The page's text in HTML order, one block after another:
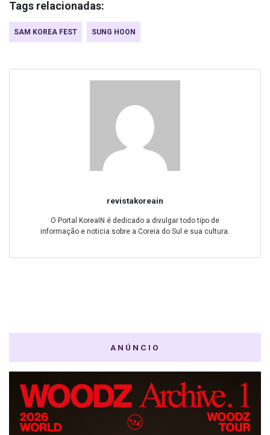
Tags relacionadas:
SAM KOREA FEST SUNG HOON
revistakoreain
O Portal KoreaIN é dedicado a divulgar todo tipo de
informação e noticia sobre a Coreia do Sul e sua cultura.
ANÚNCIO